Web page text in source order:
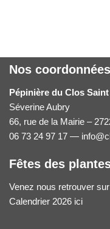
Nos coordonnées
Pépinière du Clos
Séverine Aubry
66, rue de la Mairie –
06 73 24 97 17 —
Fêtes des
Venez nous retrouver
Calendrier 2026 ici